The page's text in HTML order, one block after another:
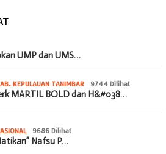
UMP dan UMS…
KEPULAUAN TANIMBAR 9744 Dilihat
MARTIL BOLD dan H&#038…
9686 Dilihat
Nafsu P…